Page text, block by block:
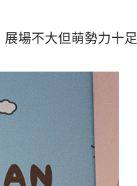
展場不大但萌勢力十足